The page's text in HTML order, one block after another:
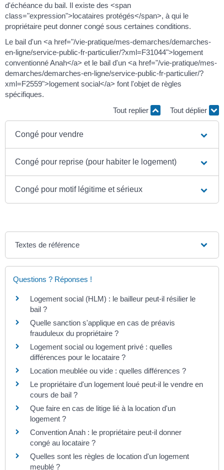
d'échéance du bail. Il existe des <span
class="expression">locataires protégés</span>, à qui le
propriétaire peut donner congé sous certaines conditions.
Le bail d'un <a href="/vie-pratique/mes-demarches/demarches-
en-ligne/service-public-fr-particulier/?xml=F31044">logement
conventionné Anah</a> et le bail d'un <a href="/vie-pratique/mes-
demarches/demarches-en-ligne/service-public-fr-particulier/?
xml=F2559">logement social</a> font l'objet de règles
spécifiques.
Tout replier
Tout déplier
Congé pour vendre
Congé pour reprise (pour habiter le logement)
Congé pour motif légitime et sérieux
Textes de référence
Questions ? Réponses !
Logement social (HLM) : le bailleur peut-il résilier le
bail ?
Quelle sanction s'applique en cas de préavis
frauduleux du propriétaire ?
Logement social ou logement privé : quelles
différences pour le locataire ?
Location meublée ou vide : quelles différences ?
Le propriétaire d'un logement loué peut-il le vendre en
cours de bail ?
Que faire en cas de litige lié à la location d'un
logement ?
Convention Anah : le propriétaire peut-il donner
congé au locataire ?
Quelles sont les règles de location d'un logement
meublé ?